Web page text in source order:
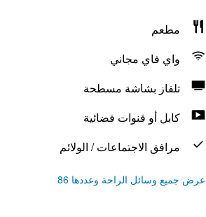
مطعم
واي فاي مجاني
تلفاز بشاشة مسطحة
كابل أو قنوات فضائية
مرافق الاجتماعات / الولائم
عرض جميع وسائل الراحة وعددها 86